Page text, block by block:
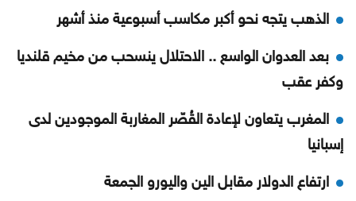
الذهب يتجه نحو أكبر مكاسب أسبوعية منذ أشهر
بعد العدوان الواسع .. الاحتلال ينسحب من مخيم قلنديا
وكفر عقب
المغرب يتعاون لإعادة القُصّر المغاربة الموجودين لدى
إسبانيا
ارتفاع الدولار مقابل الين واليورو الجمعة